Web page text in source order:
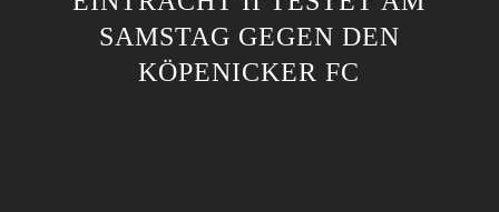
SAMSTAG GEGEN DEN
KÖPENICKER FC